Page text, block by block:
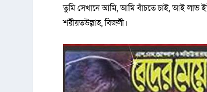
তুমি সেখানে আমি, আমি বাঁচতে চাই, আই লাভ
শরীয়তউল্লাহ, বিজলী।